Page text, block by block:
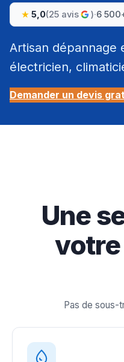
5,0(25 avis )·6
Artisan dépannage
électricien,
Demander un devis
Une
votre
Pas de sous-